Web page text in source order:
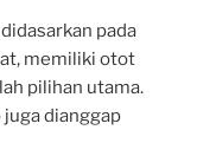
pada
memiliki otot
pilihan utama.
dianggap